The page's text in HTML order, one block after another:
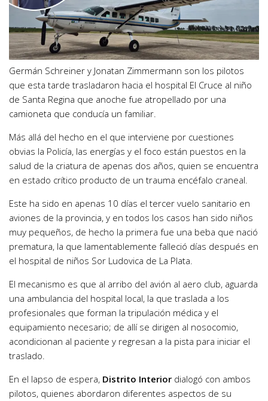
Germán Schreiner y Jonatan Zimmermann son los pilotos
que esta tarde trasladaron hacia el hospital El Cruce al niño
de Santa Regina que anoche fue atropellado por una
camioneta que conducía un familiar.
Más allá del hecho en el que interviene por cuestiones
obvias la Policía, las energías y el foco están puestos en la
salud de la criatura de apenas dos años, quien se encuentra
en estado crítico producto de un trauma encéfalo craneal.
Este ha sido en apenas 10 días el tercer vuelo sanitario en
aviones de la provincia, y en todos los casos han sido niños
muy pequeños, de hecho la primera fue una beba que nació
prematura, la que lamentablemente falleció días después en
el hospital de niños Sor Ludovica de La Plata.
El mecanismo es que al arribo del avión al aero club, aguarda
una ambulancia del hospital local, la que traslada a los
profesionales que forman la tripulación médica y el
equipamiento necesario; de allí se dirigen al nosocomio,
acondicionan al paciente y regresan a la pista para iniciar el
traslado.
En el lapso de espera, Distrito Interior dialogó con ambos
pilotos, quienes abordaron diferentes aspectos de su